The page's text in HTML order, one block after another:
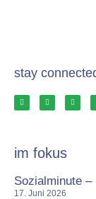
stay
im fokus
Sozialminute
17. Juni 2026